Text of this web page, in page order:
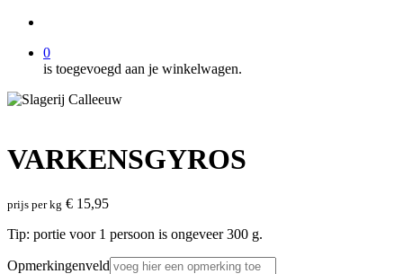
0
is toegevoegd aan je winkelwagen.
VARKENSGYROS
prijs per kg € 15,95
Tip: portie voor 1 persoon is ongeveer 300 g.
Opmerkingenveld